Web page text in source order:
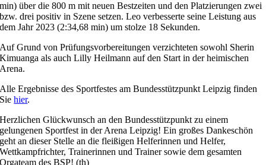
min) über die 800 m mit neuen Bestzeiten und den Platzierungen zwei
bzw. drei positiv in Szene setzen. Leo verbesserte seine Leistung aus
dem Jahr 2023 (2:34,68 min) um stolze 18 Sekunden.
Auf Grund von Prüfungsvorbereitungen verzichteten sowohl Sherin
Kimuanga als auch Lilly Heilmann auf den Start in der heimischen
Arena.
Alle Ergebnisse des Sportfestes am Bundesstützpunkt Leipzig finden
Siehier.
Herzlichen Glückwunsch an den Bundesstützpunkt zu einem
gelungenen Sportfest in der Arena Leipzig! Ein großes Dankeschön
geht an dieser Stelle an die fleißigen Helferinnen und Helfer,
Wettkampfrichter, Trainerinnen und Trainer sowie dem gesamten
Orgateam des BSP! (th)